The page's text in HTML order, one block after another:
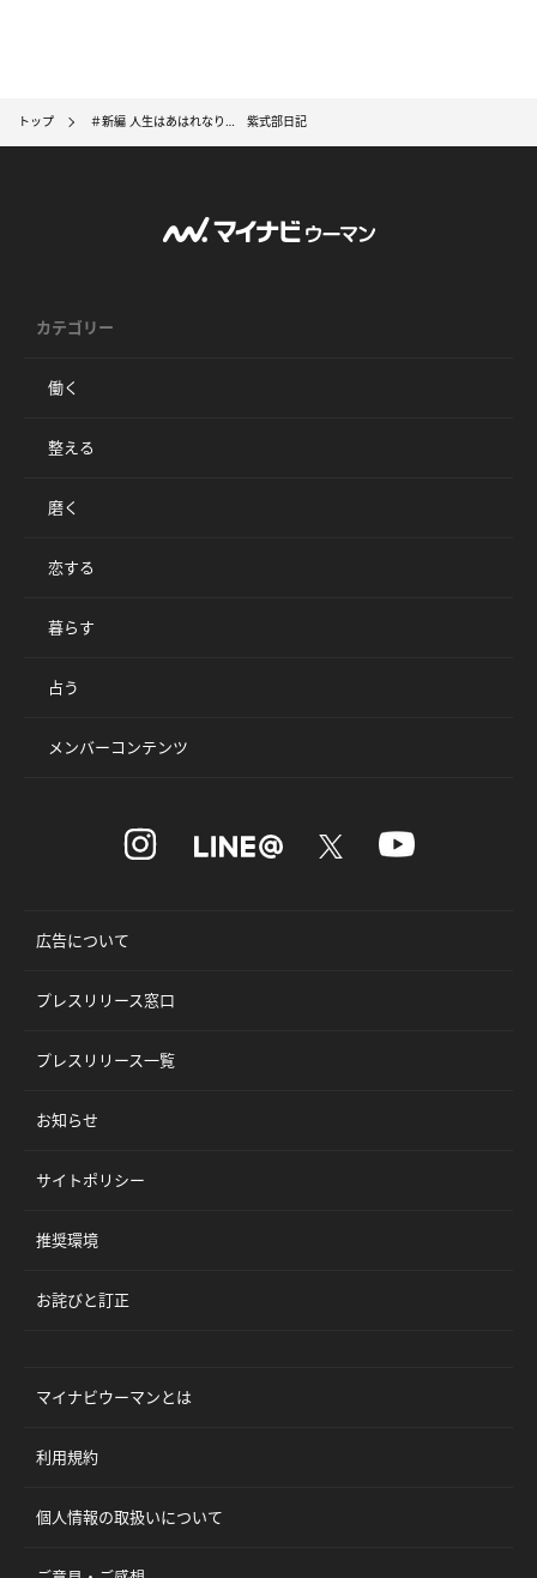
トップ ＃新編 人生はあはれなり… 紫式部日記
カテゴリー
働く
整える
磨く
恋する
暮らす
占う
メンバーコンテンツ
広告について
プレスリリース窓口
プレスリリース一覧
お知らせ
サイトポリシー
推奨環境
お詫びと訂正
マイナビウーマンとは
利用規約
個人情報の取扱いについて